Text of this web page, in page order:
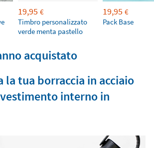
19,95 €
Timbro personalizzato
verde menta pastello
19,95 €
Pack Base
acquistato
la tua borraccia in acciaio
interno in